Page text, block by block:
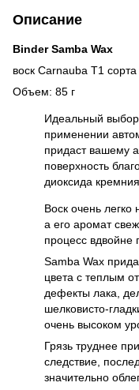
Описание
Binder Samba Wax
воск Carnauba T1
Объем: 85 г
Идеальный выбор
применении
придаст вашему
поверхность
диоксида кремния.
Воск очень легко
а его аромат
процесс вдвойне
Samba Wax
цвета с теплым
дефекты лака,
шелковисто-
очень высоком
Грязь труднее
следствие,
значительно